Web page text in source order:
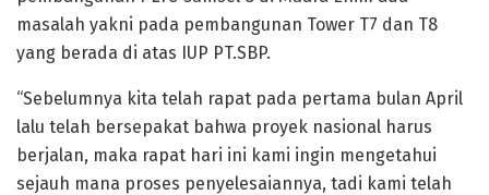
masalah yakni pada pembangunan Tower T7 dan T8
yang berada di atas IUP PT.SBP.
“Sebelumnya kita telah rapat pada pertama bulan April
lalu telah bersepakat bahwa proyek nasional harus
berjalan, maka rapat hari ini kami ingin mengetahui
sejauh mana proses penyelesaiannya, tadi kami telah